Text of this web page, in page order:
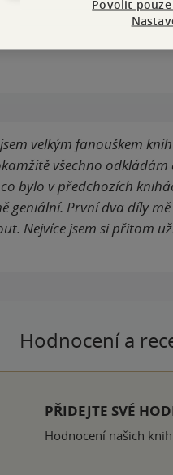
478 g
velkým fanouškem
všechno
bylo v předchozích
geniální. První dva díly
Nejvíce jsem si přitom
Hodnocení a
PŘIDEJTE SVÉ
Hodnocení našich
Povolit